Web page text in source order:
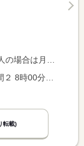
間額を表示しています。
転載)